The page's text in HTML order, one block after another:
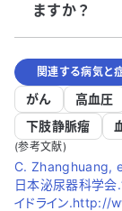
ますか？
関連する病気と
がん 高血圧
下肢静脈瘤
(参考文献)
C. Zhanghuang,
日本泌尿器科学会
イドライン